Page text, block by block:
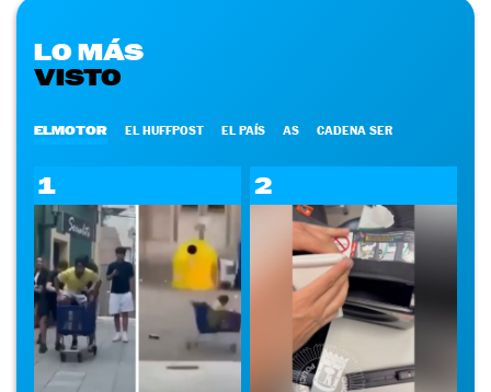
LO MÁS
VISTO
ELMOTOR EL HUFFPOST EL PAÍS AS CADENA SER
1 2